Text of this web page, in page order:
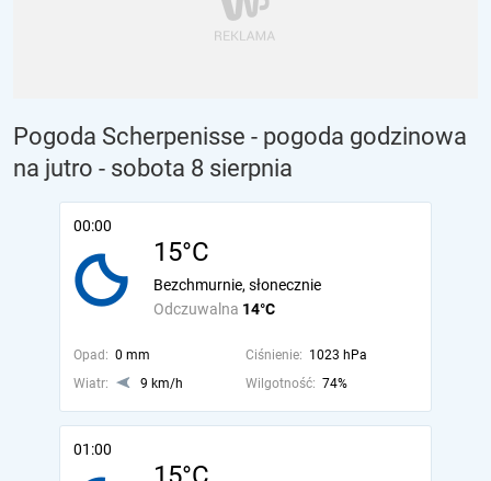
Pogoda Scherpenisse - pogoda godzinowa
na jutro - sobota 8 sierpnia
00:00
15°C
Odczuwalna 14°C
Bezchmurnie, słonecznie
Opad: 0 mm Ciśnienie: 1023 hPa
Wiatr:
9 km/h Wilgotność: 74%
01:00